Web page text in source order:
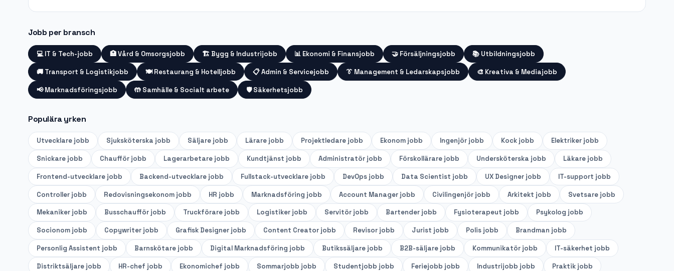
Jobb per bransch
💻 IT & Tech-jobb 🏥Vård & Omsorgsjobb 🏗️ Bygg & Industrijobb 📊 Ekonomi & Finansjobb 🤝 Försäljningsjobb 📚 Utbildningsjobb
🚚 Transport & Logistikjobb 🍽️ Restaurang & Hotelljobb 📋Admin & Servicejobb 👔 Management & Ledarskapsjobb 🎨 Kreativa & Mediajobb
📢 Marknadsföringsjobb 🤲 Samhälle & Socialt arbete 🛡️ Säkerhetsjobb
Populära yrken
Utvecklare jobb Sjuksköterska jobb Säljare jobb Lärare jobb Projektledare jobb Ekonom jobb Ingenjör jobb Kock jobb Elektriker jobb
Snickare jobb Chaufför jobb Lagerarbetare jobb Kundtjänst jobb Administratör jobb Förskollärare jobb Undersköterska jobb Läkare jobb
Frontend-utvecklare jobb Backend-utvecklare jobb Fullstack-utvecklare jobb DevOps jobb Data Scientist jobb UX Designer jobb IT-support jobb
Controller jobb Redovisningsekonom jobb HR jobb Marknadsföring jobb Account Manager jobb Civilingenjör jobb Arkitekt jobb Svetsare jobb
Mekaniker jobb Busschaufför jobb Truckförare jobb Logistiker jobb Servitör jobb Bartender jobb Fysioterapeut jobb Psykolog jobb
Socionom jobb Copywriter jobb Grafisk Designer jobb Content Creator jobb Revisor jobb Jurist jobb Polis jobb Brandman jobb
Personlig Assistent jobb Barnskötare jobb Digital Marknadsföring jobb Butikssäljare jobb B2B-säljare jobb Kommunikatör jobb IT-säkerhet jobb
Distriktsäljare jobb HR-chef jobb Ekonomichef jobb Sommarjobb jobb Studentjobb jobb Feriejobb jobb Industrijobb jobb Praktik jobb